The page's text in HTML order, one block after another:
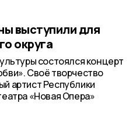
выступили для
округа
состоялся концерт
Своё творчество
артист Республики
«Новая Опера»